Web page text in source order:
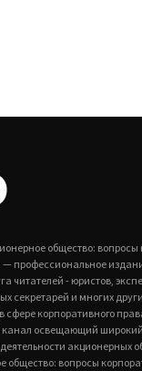
общество: вопросы
— профессиональное
читателей - юристов,
секретарей и многих
сфере корпоративного
канал освещающий широкий
акционерных
общество: вопросы